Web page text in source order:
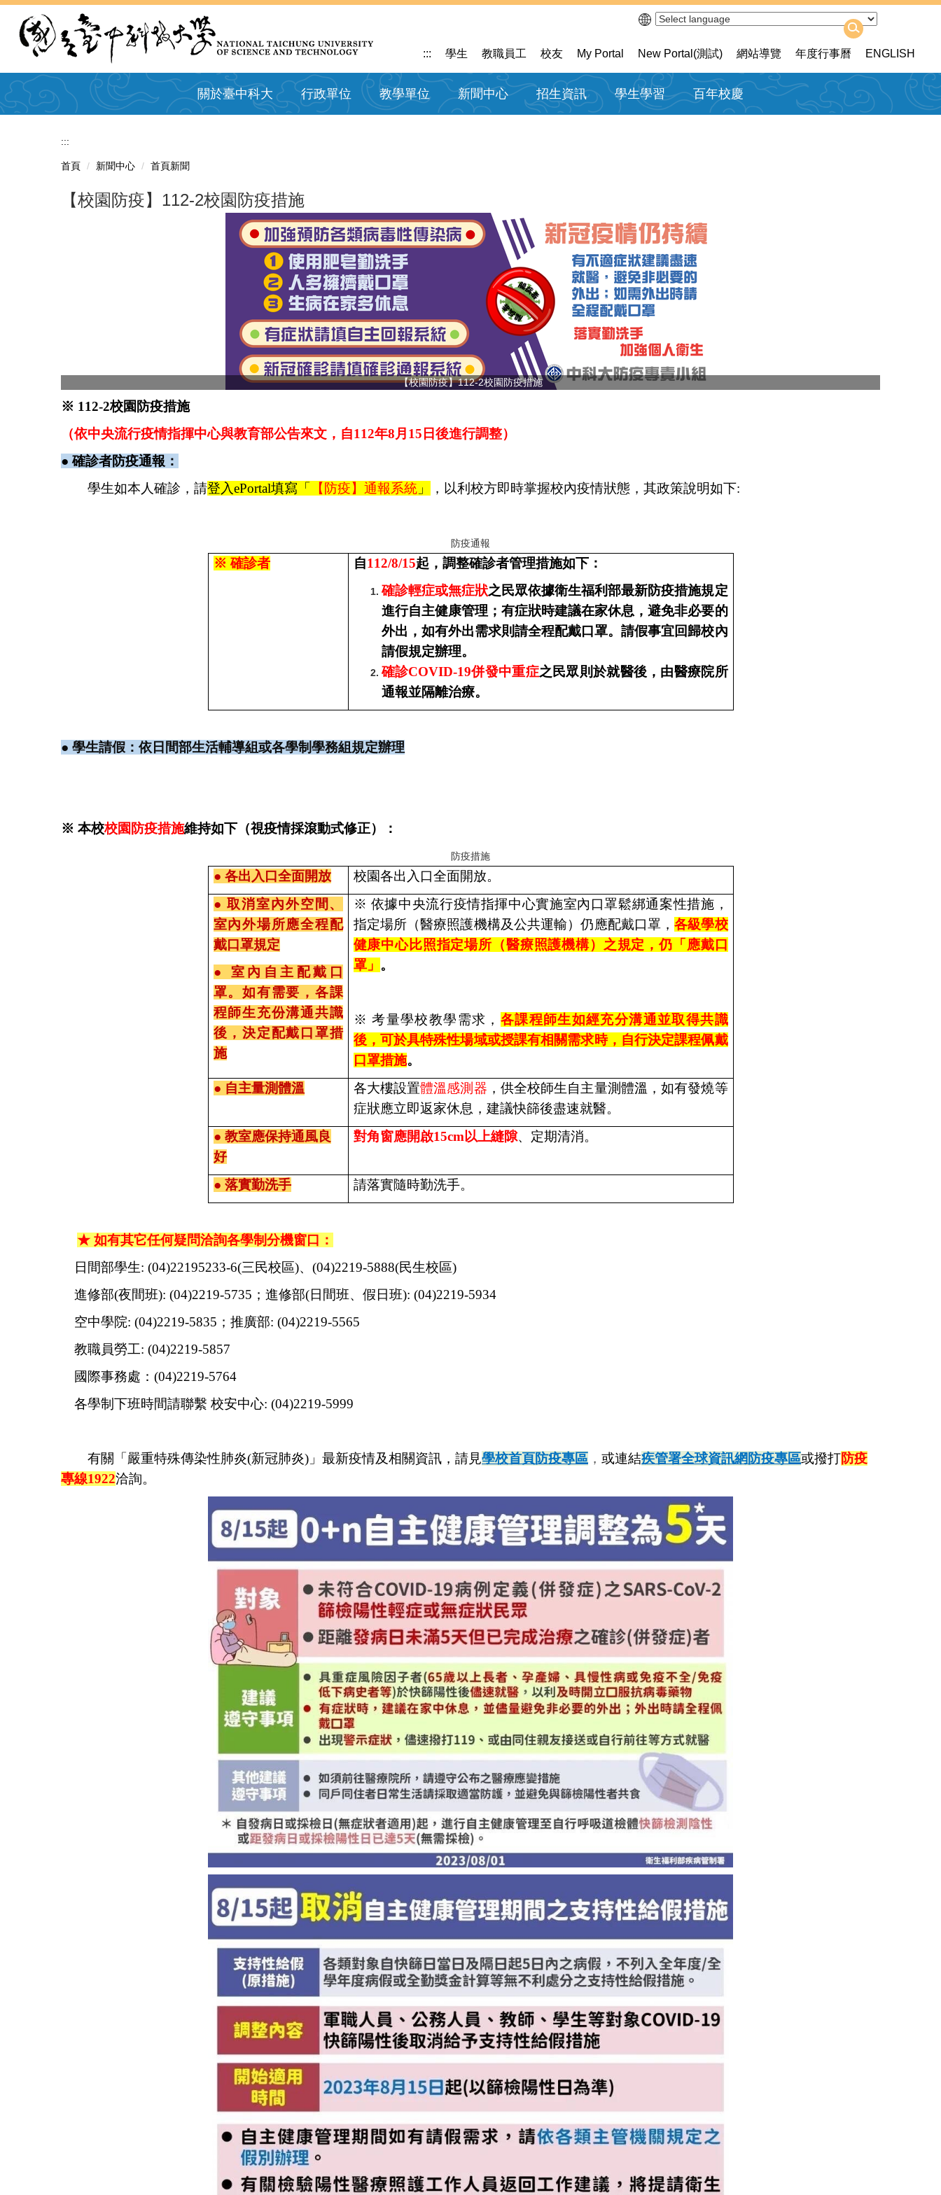
容
區
關於臺中科大 行政單位 教學單位 新聞中心 招生資訊 學生學習 百年校慶
::: 學生 教職員工 校友 My Portal New Portal(測試) 網站導覽 年度行事曆 ENGLISH
:::
首頁 新聞中心 首頁新聞
【校園防疫】112-2校園防疫措施
【校園防疫】112-2校園防疫措施
※ 112-2校園防疫措施
（依中央流行疫情指揮中心與教育部公告來文，自112年8月15日後進行調整）
● 確診者防疫通報：
學生如本人確診，請登入ePortal填寫「 【防疫】通報系統 」 ，以利校方即時掌握校內疫情狀態，其政策說明如下:
防疫通報
※ 確診者 自112/8/15起，調整確診者管理措施如下：
確診輕症或無症狀之民眾依據衛生福利部最新防疫措施規定
進行自主健康管理；有症狀時建議在家休息，避免非必要的
外出，如有外出需求則請全程配戴口罩。請假事宜回歸校內
請假規定辦理。
確診COVID-19併發中重症之民眾則於就醫後，由醫療院所
通報並隔離治療。
● 學生請假：依日間部生活輔導組或各學制學務組規定辦理
※ 本校校園防疫措施維持如下 （視疫情採滾動式修正）：
防疫措施
● 各出入口全面開放
校園各出入口全面開放。
● 取消室內外空間、
室內外場所應全程配
戴口罩規定
● 室內自主配戴口
罩。如有需要，各課
程師生充份溝通共識
後，決定配戴口罩措
施
※ 依據中央流行疫情指揮中心實施室內口罩鬆綁通案性措施，
指定場所（醫療照護機構及公共運輸）仍應配戴口罩，各級學校
健康中心比照指定場所（醫療照護機構）之規定，仍「應戴口
罩」 。
※ 考量學校教學需求， 各課程師生如經充分溝通並取得共識
後，可於具特殊性場域或授課有相關需求時，自行決定課程佩戴
口罩措施。
● 自主量測體溫
各大樓設置體溫感測器 ，供全校師生自主量測體溫，如有發燒等
症狀應立即返家休息，建議快篩後盡速就醫。
● 教室應保持通風良
好
對角窗應開啟15cm以上縫隙、定期清消。
● 落實勤洗手 請落實隨時勤洗手。
★ 如有其它任何疑問洽詢各學制分機窗口：
日間部學生: (04)22195233-6(三民校區)、(04)2219-5888(民生校區)
進修部(夜間班): (04)2219-5735；進修部(日間班、假日班): (04)2219-5934
空中學院: (04)2219-5835；推廣部: (04)2219-5565
教職員勞工: (04)2219-5857
國際事務處：(04)2219-5764
各學制下班時間請聯繫 校安中心: (04)2219-5999
有關「嚴重特殊傳染性肺炎(新冠肺炎)」最新疫情及相關資訊，請見學校首頁防疫專區 ， 或連結疾管署全球資訊網防疫專區或撥打防疫
專線1922洽詢。